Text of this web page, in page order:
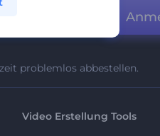
problemlos abbestellen.
Video Erstellung Tools